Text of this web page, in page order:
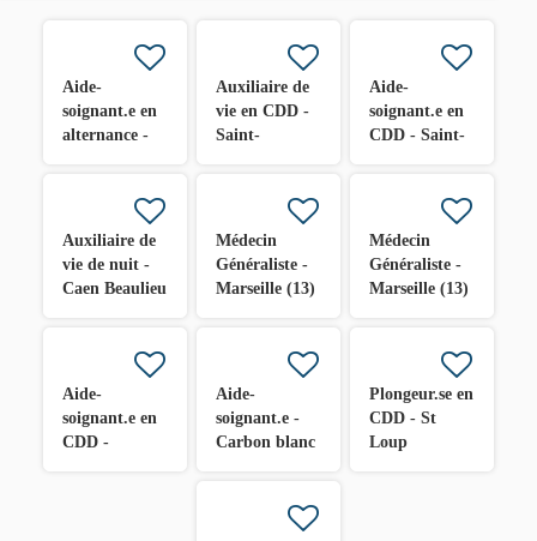
Aide-
soignant.e en
alternance -
Auxiliaire de
vie en CDD -
Saint-
Aide-
soignant.e en
CDD - Saint-
Auxiliaire de
vie de nuit -
Caen Beaulieu
Médecin
Généraliste -
Marseille (13)
Médecin
Généraliste -
Marseille (13)
Aide-
soignant.e en
CDD -
Aide-
soignant.e -
Carbon blanc
Plongeur.se en
CDD - St
Loup